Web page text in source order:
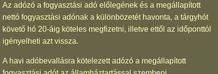
Az adózó a fogyasztási adó előlegének és a megállapított
nettó fogyasztási adónak a különbözetét havonta, a tárgyhót
követő hó 20-áig köteles megfizetni, illetve ettől az időponttól
igényelheti azt vissza.
A havi adóbevallásra kötelezett adózó a megállapított